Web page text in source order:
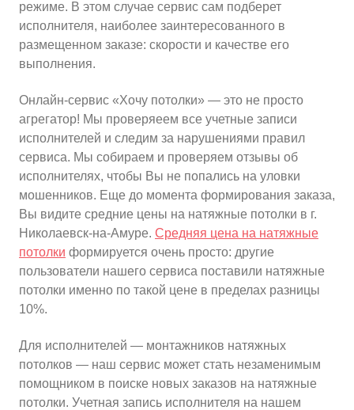
режиме. В этом случае сервис сам подберет
исполнителя, наиболее заинтересованного в
размещенном заказе: скорости и качестве его
выполнения.
Онлайн-сервис «Хочу потолки» — это не просто
агрегатор! Мы проверяеем все учетные записи
исполнителей и следим за нарушениями правил
сервиса. Мы собираем и проверяем отзывы об
исполнителях, чтобы Вы не попались на уловки
мошенников. Еще до момента формирования заказа,
Вы видите средние цены на натяжные потолки в г.
Николаевск-на-Амуре. Средняя цена на натяжные
потолки формируется очень просто: другие
пользователи нашего сервиса поставили натяжные
потолки именно по такой цене в пределах разницы
10%.
Для исполнителей — монтажников натяжных
потолков — наш сервис может стать незаменимым
помощником в поиске новых заказов на натяжные
потолки. Учетная запись исполнителя на нашем